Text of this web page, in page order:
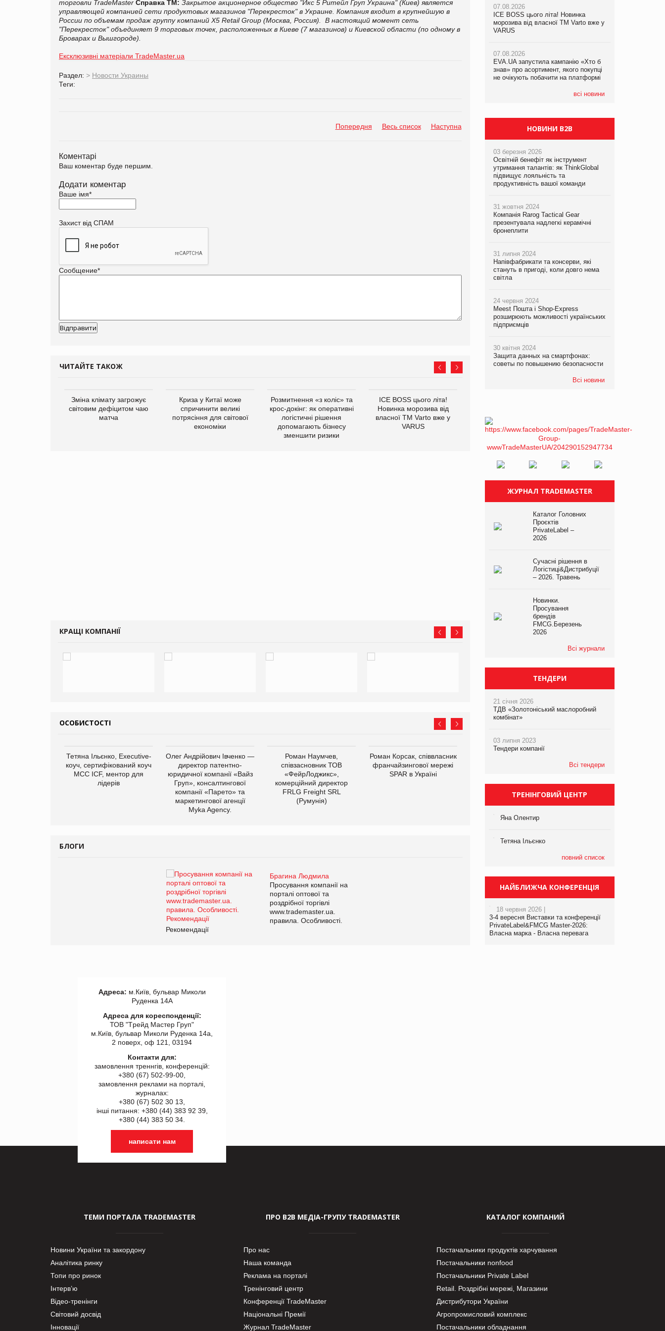
торговли TradeMaster Справка ТМ: Закрытое акционерное общество "Икс 5 Ритейл Груп Украина" (Киев) является
управляющей компанией сети продуктовых магазинов "Перекресток" в Украине. Компания входит в крупнейшую в
России по объемам продаж группу компаний X5 Retail Group (Москва, Россия). В настоящий момент сеть
"Перекресток" объединяет 9 торговых точек, расположенных в Киеве (7 магазинов) и Киевской области (по одному в
Броварах и Вышгороде).
Ексклюзивні матеріали TradeMaster.ua
Раздел: > Новости Украины
Теги:
Попередня Весь список Наступна
Коментарі
Ваш коментар буде першим.
Додати коментар
Ваше імя*
Захист від СПАМ
Сообщение*
ЧИТАЙТЕ ТАКОЖ
Зміна клімату загрожує
світовим дефіцитом чаю
матча
Криза у Китаї може
спричинити великі
потрясіння для світової
економіки
Розмитнення «з коліс» та
крос-докінг: як оперативні
логістичні рішення
допомагають бізнесу
зменшити ризики
ICE BOSS цього літа!
Новинка морозива від
власної ТМ Varto вже у
VARUS
асортимент, якого покупці
не очікують побачити на
КРАЩІ КОМПАНІЇ
ОСОБИСТОСТІ
Тетяна Ільєнко, Executive-
коуч, сертифікований коуч
МСС ICF, ментор для
лідерів
Олег Андрійович Івченко —
директор патентно-
юридичної компанії «Вайз
Груп», консалтингової
компанії «Парето» та
маркетингової агенції
Myka Agency.
Роман Наумчев,
співзасновник ТОВ
«ФейрЛоджикс»,
комерційний директор
FRLG Freight SRL
(Румунія)
Роман Корсак, співвласник
франчайзингової мережі
SPAR в Україні
виробництва
компанії «УкраМарин»
БЛОГИ
Брагина Людмила
Просування компанії на
порталі оптової та
роздрібної торгівлі
www.trademaster.ua.
правила. Особливості.
Рекомендації
Брагина Людмила
Просування компанії на
www.trademaster.ua.
правила. Особливості.
07.08.2026
ICE BOSS цього літа! Новинка
морозива від власної ТМ Varto вже у
VARUS
07.08.2026
EVA.UA запустила кампанію «Хто б
знав» про асортимент, якого покупці
не очікують побачити на платформі
всі новини
06.08.2026
Смачна новинка для хвостатих: у
VARUS з’явилися паучі Varto Paw
05.08.2026
Мережа супермаркетів VARUS купує
мережу магазинів формату
компанія налічуватиме 374 магазини
07.08.2026
Франція заборонила рекламні дзвінки
НОВИНИ B2B
03 березня 2026
Освітній бенефіт як інструмент
утримання талантів: як ThinkGlobal
підвищує лояльність та
продуктивність вашої команди
31 жовтня 2024
Компанія Rarog Tactical Gear
презентувала надлегкі керамічні
бронеплити
31 липня 2024
Напівфабрикати та консерви, які
стануть в пригоді, коли довго нема
світла
24 червня 2024
Meest Пошта і Shop-Express
розширюють можливості українських
підприємців
30 квітня 2024
Защита данных на смартфонах:
советы по повышению безопасности
Всі новини
ЖУРНАЛ TRADEMASTER
Каталог Головних
Проєктів
PrivateLabel –
2026
Сучасні рішення в
Логістиці&Дистрибуції
– 2026. Травень
Новинки.
Просування
брендів
FMCG.Березень
2026
Всі журнали
ТЕНДЕРИ
21 січня 2026
ТДВ «Золотоніський маслоробний
комбінат»
03 липня 2023
Тендери компанії
Всі тендери
ТРЕНІНГОВИЙ ЦЕНТР
Яна Олентир
Тетяна Ільєнко
повний список
НАЙБЛИЖЧА КОНФЕРЕНЦІЯ
18 червня 2026 |
3-4 вересня Виставки та конференції
PrivateLabel&FMCG Master-2026:
Власна марка - Власна перевага
Адреса: м.Київ, бульвар Миколи
Руденка 14А
Адреса для кореспонденції:
ТОВ "Tрейд Мастер Груп"
м.Київ, бульвар Миколи Руденка 14а,
2 поверх, оф 121, 03194
Контакти для:
замовлення треннгів, конференцій:
+380 (67) 502-99-00,
замовлення реклами на порталі,
журналах:
+380 (67) 502 30 13,
інші питання: +380 (44) 383 92 39,
+380 (44) 383 50 34.
написати нам
ТЕМИ ПОРТАЛА TRADEMASTER
Новини України та закордону
Аналітика ринку
Топи про ринок
Інтерв’ю
Відео-тренінги
Світовий досвід
Інновації
ПРО В2В МЕДІА-ГРУПУ TRADEMASTER
Про нас
Наша команда
Реклама на порталі
Тренінговий центр
Конференції TradeMaster
Національні Премії
Журнал TradeMaster
КАТАЛОГ КОМПАНИЙ
Постачальники продуктів харчування
Постачальники nonfood
Постачальники Private Label
Retail. Роздрібні мережі, Магазини
Дистрибутори України
Агропромисловий комплекс
Постачальники обладнання